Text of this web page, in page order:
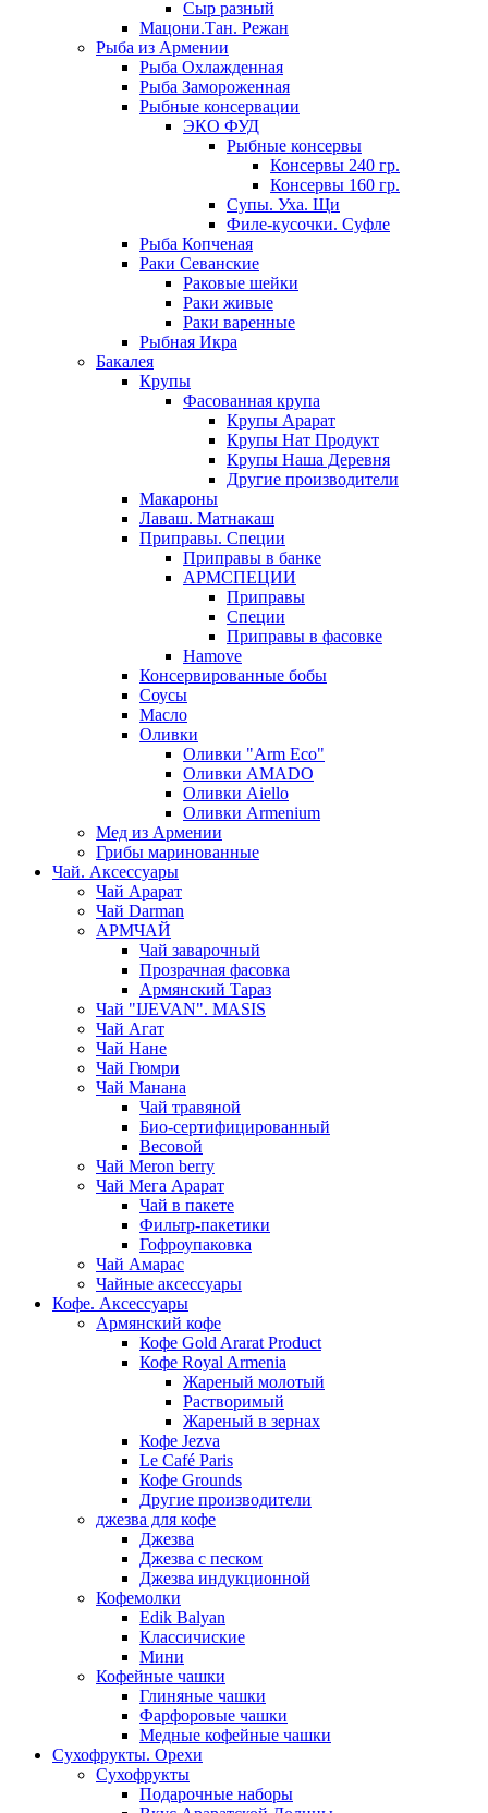
Сыр разный
Мацони.Тан. Режан
Рыба из Армении
Рыба Охлажденная
Рыба Замороженная
Рыбные консервации
ЭКО ФУД
Рыбные консервы
Консервы 240 гр.
Консервы 160 гр.
Супы. Уха. Щи
Филе-кусочки. Суфле
Рыба Копченая
Раки Севанские
Раковые шейки
Раки живые
Раки варенные
Рыбная Икра
Бакалея
Крупы
Фасованная крупа
Крупы Арарат
Крупы Нат Продукт
Крупы Наша Деревня
Другие производители
Макароны
Лаваш. Матнакаш
Приправы. Специи
Приправы в банке
АРМСПЕЦИИ
Приправы
Специи
Приправы в фасовке
Hamove
Консервированные бобы
Соусы
Масло
Оливки
Оливки "Arm Eco"
Оливки AMADO
Оливки Aiello
Оливки Armenium
Мед из Армении
Грибы маринованные
Чай. Аксессуары
Чай Арарат
Чай Darman
АРМЧАЙ
Чай заварочный
Прозрачная фасовка
Армянский Тараз
Чай "IJEVAN". MASIS
Чай Агат
Чай Нане
Чай Гюмри
Чай Манана
Чай травяной
Био-сертифицированный
Весовой
Чай Meron berry
Чай Мега Арарат
Чай в пакете
Фильтр-пакетики
Гофроупаковка
Чай Амарас
Чайные аксессуары
Кофе. Аксессуары
Армянский кофе
Кофе Gold Ararat Product
Кофе Royal Armenia
Жареный молотый
Растворимый
Жареный в зернах
Кофе Jezva
Le Café Paris
Кофе Grounds
Другие производители
джезва для кофе
Джезва
Джезва с песком
Джезва индукционной
Кофемолки
Edik Balyan
Классичиские
Мини
Кофейные чашки
Глиняные чашки
Фарфоровые чашки
Медные кофейные чашки
Сухофрукты. Орехи
Сухофрукты
Подарочные наборы